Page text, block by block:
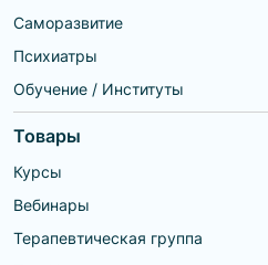
Саморазвитие
Психиатры
Обучение / Институты
Товары
Курсы
Вебинары
Терапевтическая группа